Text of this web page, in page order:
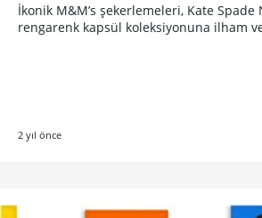
İkonik M&M’s şekerlemeleri, Kate Spade
rengarenk kapsül koleksiyonuna ilham
2 yıl önce